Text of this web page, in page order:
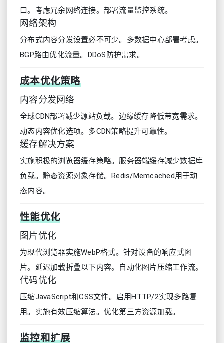
口。考虑冗余网络连接。部署流量监控系统。
网络架构
分布式内容分发设置必不可少。多数据中心部署考虑。
BGP路由优化流量。DDoS防护需求。
成本优化策略
内容分发网络
全球CDN部署减少源站负载。边缘缓存降低带宽需求。
动态内容优化选项。多CDN策略提升可靠性。
缓存解决方案
实施积极的浏览器缓存策略。服务器端缓存减少数据库
负载。静态资源对象存储。Redis/Memcached用于动
态内容。
性能优化
图片优化
为现代浏览器实施WebP格式。针对设备的响应式图
片。延迟加载折叠以下内容。自动化图片压缩工作流。
代码优化
压缩JavaScript和CSS文件。启用HTTP/2实现多路复
用。实施有效压缩算法。优化第三方资源加载。
监控和扩展